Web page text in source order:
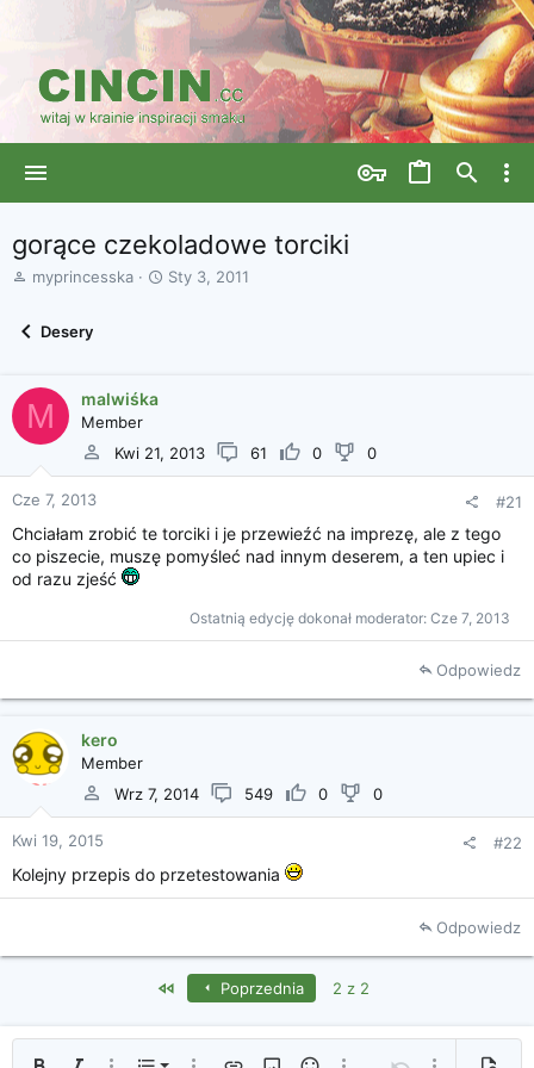
gorące czekoladowe torciki
A
ą
t
k
myprincesska
D
o
c
i
Sty 3, 2011
Desery
M malwiśka
Member
Kwi 21, 2013
61 0 0
Cze 7, 2013 #21
Chciałam zrobić te torciki i je przewieźć na imprezę, ale z tego
co piszecie, muszę pomyśleć nad innym deserem, a ten upiec i
od razu zjeść
Ostatnią edycję dokonał moderator: Cze 7, 2013
Odpowiedz
kero
Member
Wrz 7, 2014
549 0 0
Kwi 19, 2015 #22
Kolejny przepis do przetestowania
Odpowiedz
First Poprzednia 2 z 2